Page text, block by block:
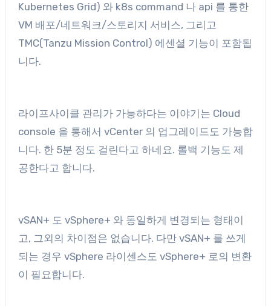
Kubernetes Grid) 와 k8s command 나 api 를 통한
VM 배포/네트워크/스토리지 서비스, 그리고
TMC(Tanzu Mission Control) 에센셜 기능이 포함됩
니다.
라이프사이클 관리가 가능하다는 이야기는 Cloud
console 을 통해서 vCenter 의 업그레이드도 가능합
니다. 한 5분 정도 걸린다고 하네요. 롤백 기능도 제
공한다고 합니다.
vSAN+ 도 vSphere+ 와 동일하게 변경되는 형태이
고, 그외의 차이점은 없습니다. 다만 vSAN+ 를 쓰게
되는 경우 vSphere 라이센스도 vSphere+ 로의 변환
이 필요합니다.